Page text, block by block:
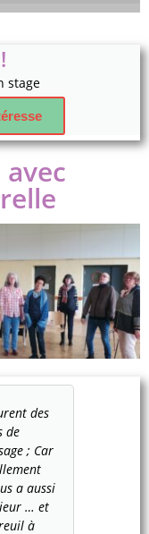
stage
des
de
; Car
a aussi
… et
à